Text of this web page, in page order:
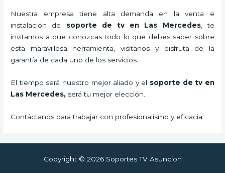
Nuestra empresa tiene alta demanda en la venta e
instalación de soporte de tv en Las Mercedes, te
invitamos a que conozcas todo lo que debes saber sobre
esta maravillosa herramienta, visítanos y disfruta de la
garantía de cada uno de los servicios.
El tiempo será nuestro mejor aliado y el soporte de tv en
Las Mercedes, será tu mejor elección.
Contáctanos para trabajar con profesionalismo y eficacia.
Copyright © 2026 Soportes TV Asuncion